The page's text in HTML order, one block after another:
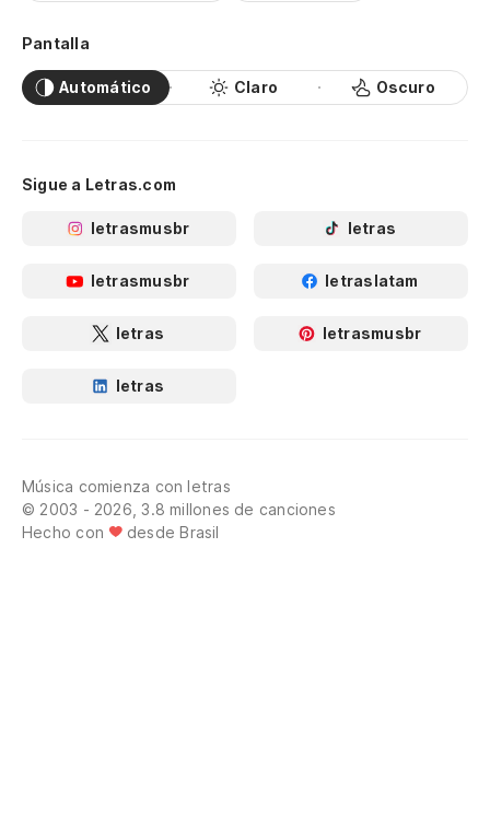
Pantalla
Automático Claro Oscuro
Sigue a Letras.com
letrasmusbr letras
letrasmusbr letraslatam
letras letrasmusbr
letras
Música comienza con letras
© 2003 - 2026, 3.8 millones de canciones
Hecho con
desde Brasil